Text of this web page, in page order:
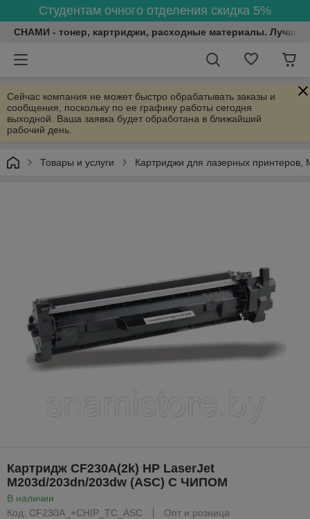
Студентам очного отделения скидка 5%
СНАМИ - тонер, картриджи, расходные материалы.
Сейчас компания не может быстро обрабатывать заказы и
сообщения, поскольку по ее графику работы сегодня
выходной. Ваша заявка будет обработана в ближайший
рабочий день.
Товары и услуги Картриджи для лазерных
Картридж CF230A(2k) HP LaserJet
M203d/203dn/203dw (ASC) С ЧИПОМ
В наличии
Код: CF230A_+CHIP_TC_ASC
Опт и розница